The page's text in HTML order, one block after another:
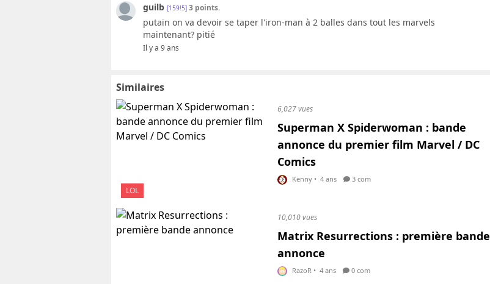
guilb [159!5] 3 points.
putain on va devoir se taper l'iron-man à 2 balles dans tout les marvels
maintenant? pitié
Il y a 9 ans
Similaires
LOL
6,027 vues
Superman X Spiderwoman : bande
annonce du premier film Marvel / DC
Comics
Kenny • 4 ans 3 com
10,010 vues
Matrix Resurrections : première bande
annonce
RazoR • 4 ans 0 com